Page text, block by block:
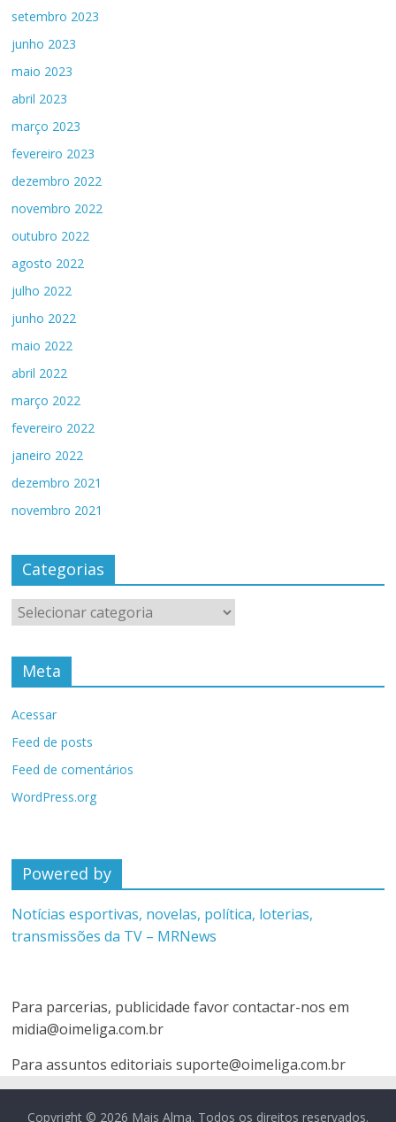
setembro 2023
junho 2023
maio 2023
abril 2023
março 2023
fevereiro 2023
dezembro 2022
novembro 2022
outubro 2022
agosto 2022
julho 2022
junho 2022
maio 2022
abril 2022
março 2022
fevereiro 2022
janeiro 2022
dezembro 2021
novembro 2021
Categorias
Categorias
Meta
Acessar
Feed de posts
Feed de comentários
WordPress.org
Powered by
Notícias esportivas, novelas, política, loterias,
transmissões da TV – MRNews
Para parcerias, publicidade favor contactar-nos em
midia@oimeliga.com.br
Para assuntos editoriaissuporte@oimeliga.com.br
Copyright © 2026 Mais Alma. Todos os direitos reservados.